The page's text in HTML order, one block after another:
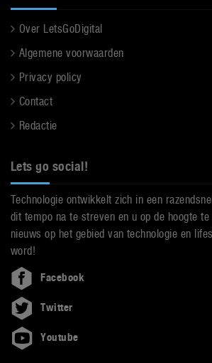
Over LetsGoDigital
Algemene voorwaarden
Privacy policy
Contact
Redactie
Lets go social!
Technologie ontwikkelt zich in een
dit tempo na te streven en u op de hoogte
nieuws op het gebied van technologie en
word!
Facebook
Twitter
Youtube